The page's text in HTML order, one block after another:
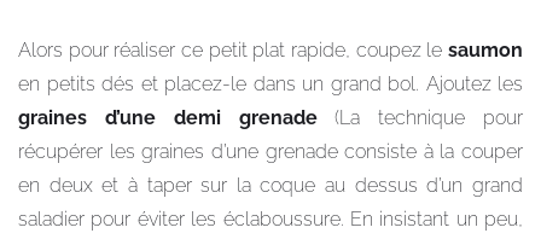
Alors pour réaliser ce petit plat rapide, coupez le saumon
en petits dés et placez-le dans un grand bol. Ajoutez les
graines d’une demi grenade(La technique pour
récupérer les graines d’une grenade consiste à la couper
en deux et à taper sur la coque au dessus d’un grand
saladier pour éviter les éclaboussure. En insistant un peu,